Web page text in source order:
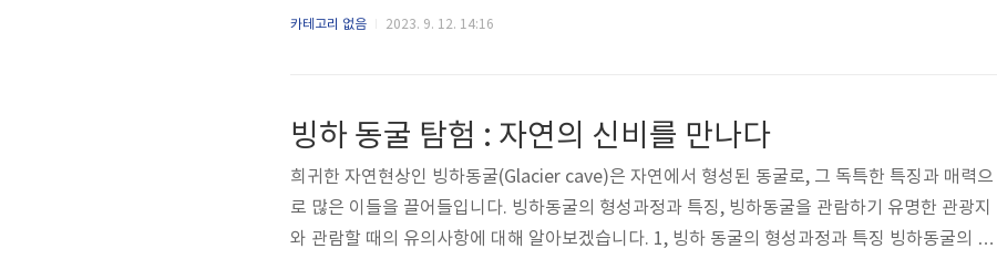
은 소금호수입니다. 바깥경계 부분에는 얕은 소금이 아름답게 깔려있습니다. 또한 유칼리툽스 숲
생물이 많이 존재합니다. 이 박테리아는 물속에 ..
카테고리 없음 2023. 9. 12. 14:16
빙하 동굴 탐험 : 자연의 신비를 만나다
희귀한 자연현상인 빙하동굴(Glacier cave)은 자연에서 형성된 동굴로, 그 독특한 특징과 매력으
로 많은 이들을 끌어들입니다. 빙하동굴의 형성과정과 특징, 빙하동굴을 관람하기 유명한 관광지
와 관람할 때의 유의사항에 대해 알아보겠습니다. 1, 빙하 동굴의 형성과정과 특징 빙하동굴의 형